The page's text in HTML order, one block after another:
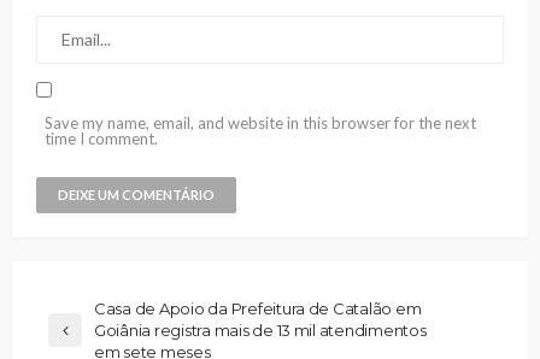
Save my name, email, and website in this browser for the next
time I comment.
Casa de Apoio da Prefeitura de Catalão em
Goiânia registra mais de 13 mil atendimentos
em sete meses